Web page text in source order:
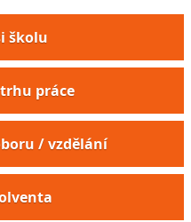
školu
práce
/ vzdělání